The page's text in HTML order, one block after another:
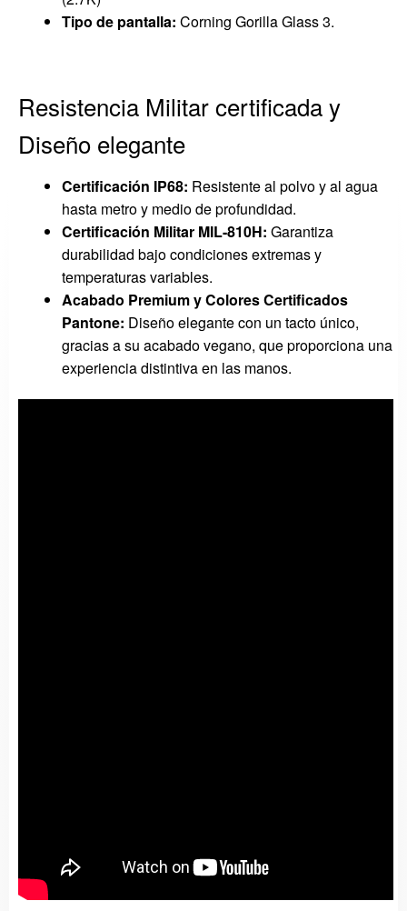
Tipo de pantalla: Corning Gorilla Glass 3.
Resistencia Militar certificada y
Diseño elegante
Certificación IP68: Resistente al polvo y al agua
hasta metro y medio de profundidad.
Certificación Militar MIL-810H: Garantiza
durabilidad bajo condiciones extremas y
temperaturas variables.
Acabado Premium y Colores Certificados
Pantone: Diseño elegante con un tacto único,
gracias a su acabado vegano, que proporciona una
experiencia distintiva en las manos.